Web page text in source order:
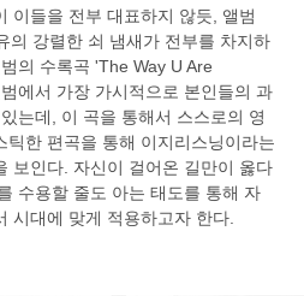
이들을 전부 대표하지 않듯, 앨범
의 강렬한 쇠 냄새가 전부를 차지하
의 수록곡 'The Way U Are
에서 가장 가시적으로 본인들의 과
는데, 이 곡을 통해서 스스로의 영
틱한 편곡을 통해 이지리스닝이라는
보인다. 자신이 걸어온 길만이 옳다
수용할 줄도 아는 태도를 통해 자
시대에 맞게 적용하고자 한다.